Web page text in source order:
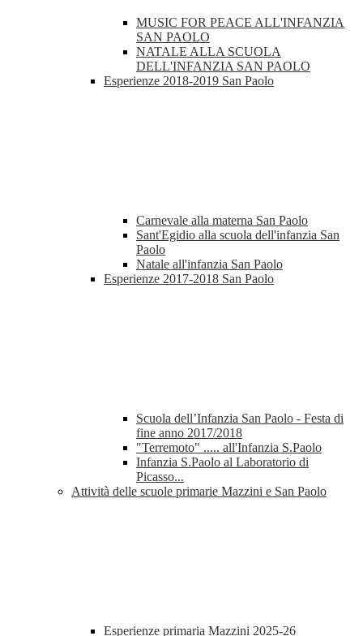
MUSIC FOR PEACE ALL'INFANZIA
SAN PAOLO
NATALE ALLA SCUOLA
DELL'INFANZIA SAN PAOLO
Esperienze 2018-2019 San Paolo
Carnevale alla materna San Paolo
Sant'Egidio alla scuola dell'infanzia San
Paolo
Natale all'infanzia San Paolo
Esperienze 2017-2018 San Paolo
Scuola dell’Infanzia San Paolo - Festa di
fine anno 2017/2018
"Terremoto" ..... all'Infanzia S.Paolo
Infanzia S.Paolo al Laboratorio di
Picasso...
Attività delle scuole primarie Mazzini e San Paolo
Esperienze primaria Mazzini 2025-26